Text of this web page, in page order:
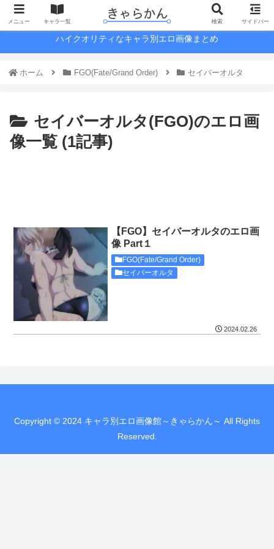
ハイクオリティなキャラ別エロ画像まとめ
ホーム FGO(Fate/Grand Order) セイバーオルタ
セイバーオルタ(FGO)のエロ画
像一覧 (1記事)
【FGO】セイバーオルタのエロ画
像 Part１
FGO(Fate/Grand Order)
セイバーオルタ
2024.02.26
Copyright © 2024 キャラ別エロ画像館～きゃらかん～ All Rights
Reserved.
メニュー キャラ一覧 検索 サイドバー